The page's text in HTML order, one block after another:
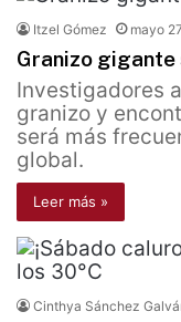
Itzel Gómez mayo
Granizo
Investigadores
granizo y
será más
global.
Leer más »
Cinthya Sánchez